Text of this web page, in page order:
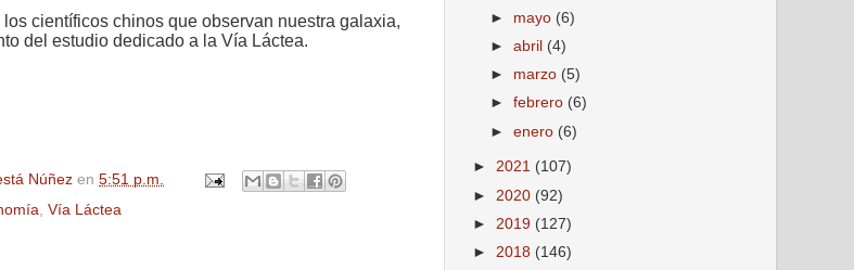
científicos chinos que observan nuestra galaxia,
del estudio dedicado a la Vía Láctea.
Núñez en 5:51 p.m.
Vía Láctea
► mayo (6)
►abril (4)
► marzo (5)
►febrero (6)
►enero (6)
► 2021 (107)
► 2020 (92)
► 2019 (127)
► 2018 (146)